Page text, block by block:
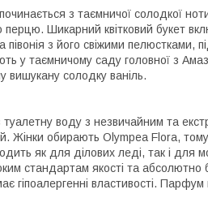
з таємничої солодкої
Шикарний квітковий букет
з його свіжими пелюстками,
у таємничому саду головної з
вишукану солодку ваніль.
воду з незвичайним та
Жінки обирають Olympea Flora,
як для ділових леді, так і для
стандартам якості та
гіпоалергенні властивості. Парфум